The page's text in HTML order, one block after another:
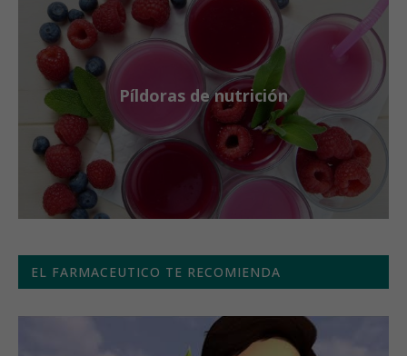
Píldoras de nutrición
EL FARMACEUTICO TE RECOMIENDA